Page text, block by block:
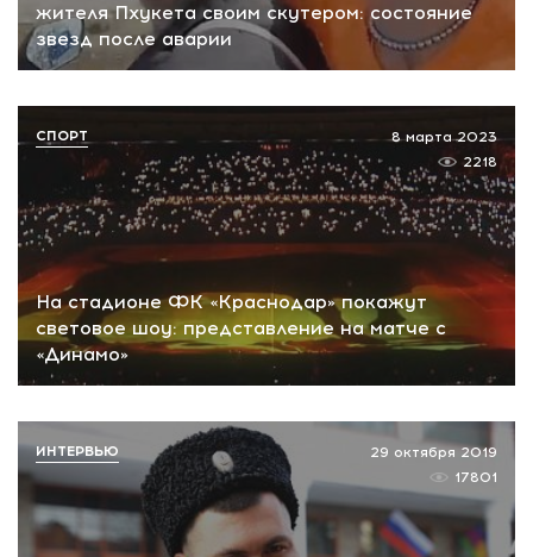
жителя Пхукета своим скутером: состояние
звезд после аварии
На стадионе ФК «Краснодар» покажут
световое шоу: представление на матче с
«Динамо»
8 марта 2023
2218
СПОРТ
29 октября 2019
17801
ИНТЕРВЬЮ